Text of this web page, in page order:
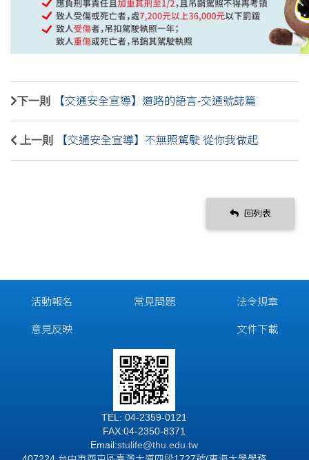
下一則 【交通安全宣導】道路的語言-交通號誌篇
上一則 【交通安全宣導】不無照駕駛 從你我做起
回列表
活動報名
意見反映
常見問題 法令規章
文件下載
TEL: 04-2359-0121
FAX:04-2350-8371
Email:stulife@thu.edu.tw